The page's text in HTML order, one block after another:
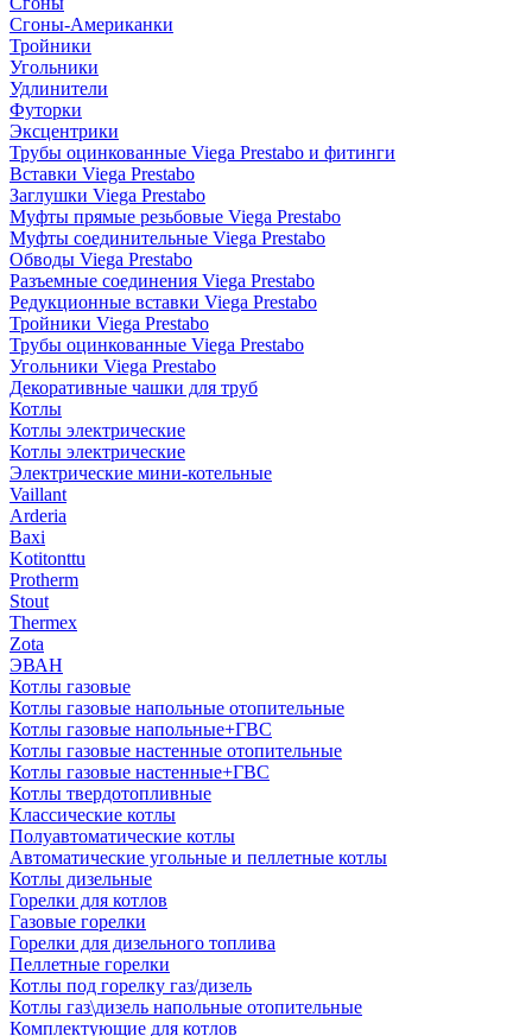
Сгоны-Американки
Тройники
Угольники
Удлинители
Футорки
Эксцентрики
Трубы оцинкованные Viega Prestabo и фитинги
Вставки Viega Prestabo
Заглушки Viega Prestabo
Муфты прямые резьбовые Viega Prestabo
Муфты соединительные Viega Prestabo
Обводы Viega Prestabo
Разъемные соединения Viega Prestabo
Редукционные вставки Viega Prestabo
Тройники Viega Prestabo
Трубы оцинкованные Viega Prestabo
Угольники Viega Prestabo
Декоративные чашки для труб
Котлы
Котлы электрические
Котлы электрические
Электрические мини-котельные
Vaillant
Arderia
Baxi
Kotitonttu
Protherm
Stout
Thermex
Zota
ЭВАН
Котлы газовые
Котлы газовые напольные отопительные
Котлы газовые напольные+ГВС
Котлы газовые настенные отопительные
Котлы газовые настенные+ГВС
Котлы твердотопливные
Классические котлы
Полуавтоматические котлы
Автоматические угольные и пеллетные котлы
Котлы дизельные
Горелки для котлов
Газовые горелки
Горелки для дизельного топлива
Пеллетные горелки
Котлы под горелку газ/дизель
Котлы газ\дизель напольные отопительные
Комплектующие для котлов